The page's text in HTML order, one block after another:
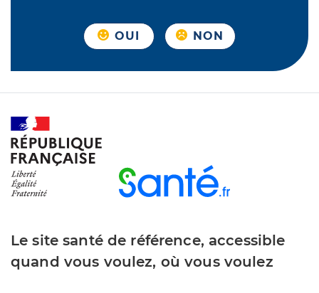
OUI NON
Le site santé de référence, accessible
quand vous voulez, où vous voulez